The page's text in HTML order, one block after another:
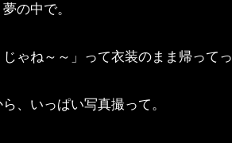
の中で。
ゃね～～」って衣装のまま帰って
、いっぱい写真撮って。